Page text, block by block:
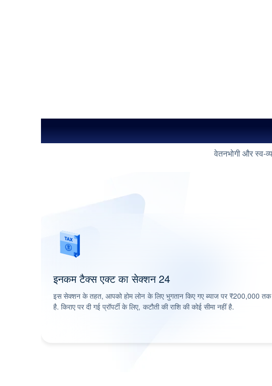
वेतनभोगी और स्व-
इनकम टैक्स एक्ट का सेक्शन 24
इस सेक्शन के तहत, आपको होम लोन के लिए भुगतान किए गए ब्याज पर ₹200,000 तक
है. किराए पर दी गई प्रॉपर्टी के लिए, कटौती की राशि की कोई सीमा नहीं है.